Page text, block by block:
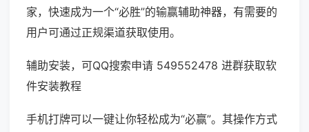
家，快速成为一个“必胜”的输赢辅助神器，有需要的
用户可通过正规渠道获取使用。
辅助安装，可QQ搜索申请 549552478 进群获取软
件安装教程
手机打牌可以一键让你轻松成为“必赢”。其操作方式